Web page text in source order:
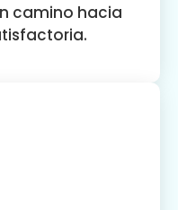
camino hacia